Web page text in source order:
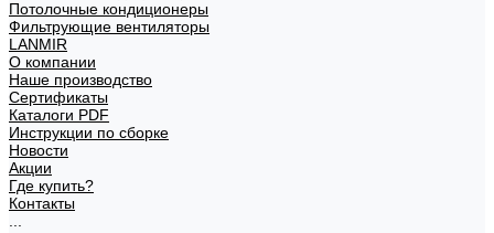
Потолочные кондиционеры
Фильтрующие вентиляторы
LANMIR
О компании
Наше производство
Сертификаты
Каталоги PDF
Инструкции по сборке
Новости
Акции
Где купить?
Контакты